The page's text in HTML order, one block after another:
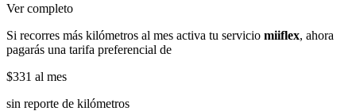
Ver completo
Si recorres más kilómetros al mes activa tu servicio miiflex, ahora
pagarás una tarifa preferencial de
$331 al mes
sin reporte de kilómetros